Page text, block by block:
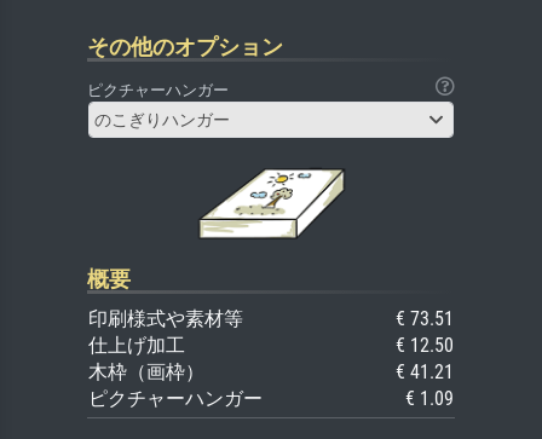
その他のオプション
ピクチャーハンガー
のこぎりハンガー
概要
印刷様式や素材等
€ 73.51
仕上げ加工
€ 12.50
木枠（画枠）
€ 41.21
ピクチャーハンガー
€ 1.09